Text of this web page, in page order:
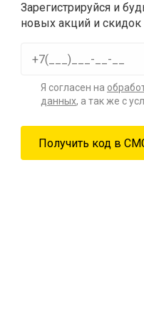
Зарегистрируйся и
новых акций и
Я согласен на
данных, а так же с